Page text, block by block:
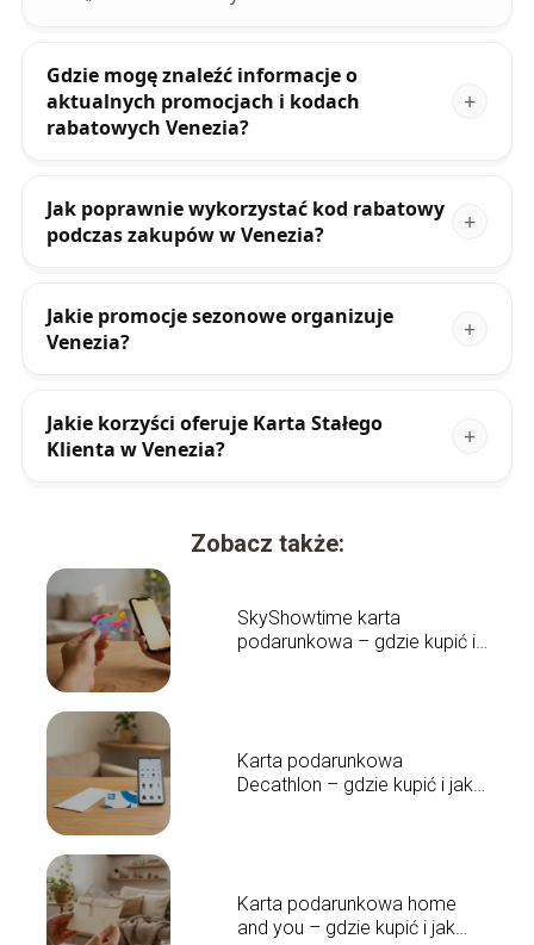
Gdzie mogę znaleźć informacje o
aktualnych promocjach i kodach
rabatowych Venezia?
Jak poprawnie wykorzystać kod rabatowy
podczas zakupów w Venezia?
Jakie promocje sezonowe organizuje
Venezia?
Jakie korzyści oferuje Karta Stałego
Klienta w Venezia?
Zobacz także:
SkyShowtime karta
podarunkowa – gdzie kupić i
Karta podarunkowa
Decathlon – gdzie kupić i jak
Karta podarunkowa home
and you – gdzie kupić i jak